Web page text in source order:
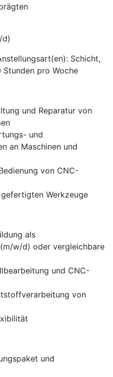
d)
Schicht,
pro Woche
und Reparatur von
und
an Maschinen und
von CNC-
Werkzeuge
als
w/d) oder vergleichbare
und CNC-
von
und